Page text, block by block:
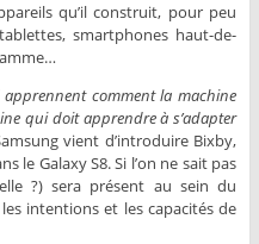
qu’il construit, pour peu
smartphones haut-de-
comment la machine
qui doit apprendre à s’adapter
vient d’introduire Bixby,
le Galaxy S8. Si l’on ne sait pas
?) sera présent au sein du
intentions et les capacités de